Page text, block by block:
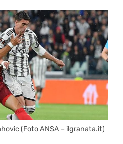
(Foto ANSA – ilgranata.it)